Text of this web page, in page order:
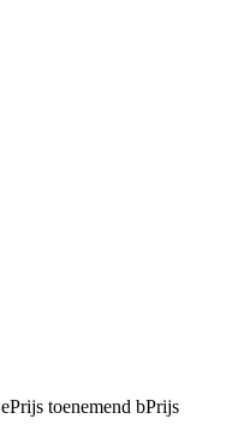
ePrijs toenemend bPrijs